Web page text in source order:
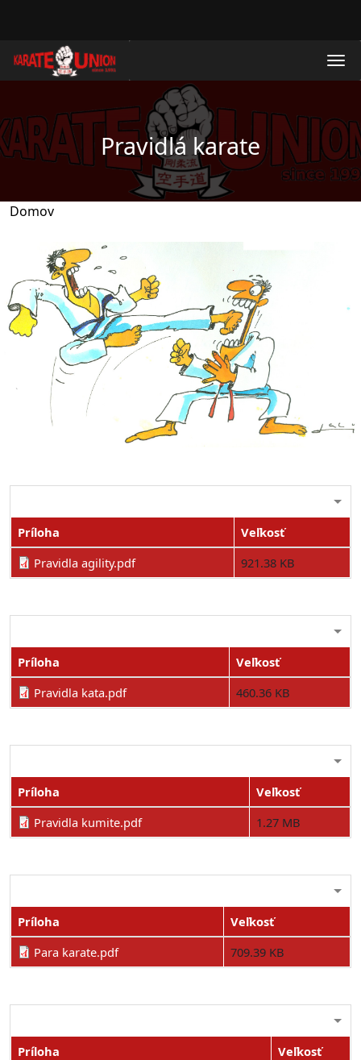
Pravidlá karate
Domov
Príloha
Veľkosť
Pravidla agility.pdf
921.38 KB
Príloha
Veľkosť
Pravidla kata.pdf
460.36 KB
Príloha
Veľkosť
Pravidla kumite.pdf
1.27 MB
Príloha
Veľkosť
Para karate.pdf
709.39 KB
Príloha
Veľkosť